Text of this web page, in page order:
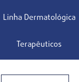
Linha Dermatológica
Terapêuticos